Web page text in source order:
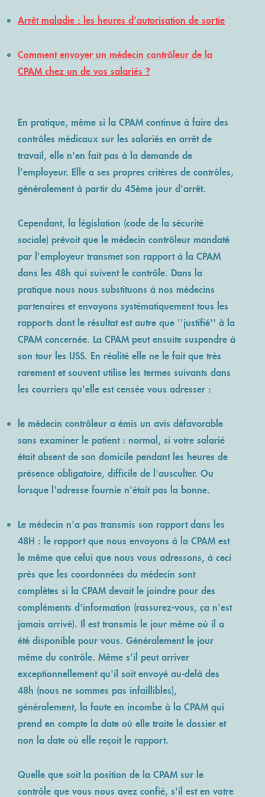
VOS TÉMOIGNAGES
REVUE DE PRESSE
Lancer un contrôle
Arrêt maladie : les heures d’autorisation de sortie
Comment envoyer un médecin contrôleur de la
CPAM chez un de vos salariés ?
En pratique, même si la CPAM continue à faire des
contrôles médicaux sur les salariés en arrêt de
travail, elle n'en fait pas à la demande de
l'employeur. Elle a ses propres critères de contrôles,
généralement à partir du 45ème jour d'arrêt.
Cependant, la législation (code de la sécurité
sociale) prévoit que le médecin contrôleur mandaté
par l'employeur transmet son rapport à la CPAM
dans les 48h qui suivent le contrôle. Dans la
pratique nous nous substituons à nos médecins
partenaires et envoyons systématiquement tous les
rapports dont le résultat est autre que ''justifié'' à la
CPAM concernée. La CPAM peut ensuite suspendre à
son tour les IJSS. En réalité elle ne le fait que très
rarement et souvent utilise les termes suivants dans
les courriers qu'elle est censée vous adresser :
le médecin contrôleur a émis un avis défavorable
sans examiner le patient : normal, si votre salarié
était absent de son domicile pendant les heures de
présence obligatoire, difficile de l'ausculter. Ou
lorsque l'adresse fournie n'était pas la bonne.
Le médecin n'a pas transmis son rapport dans les
48H : le rapport que nous envoyons à la CPAM est
le même que celui que nous vous adressons, à ceci
près que les coordonnées du médecin sont
complètes si la CPAM devait le joindre pour des
compléments d'information (rassurez-vous, ça n'est
jamais arrivé). Il est transmis le jour même où il a
été disponible pour vous. Généralement le jour
même du contrôle. Même s'il peut arriver
exceptionnellement qu'il soit envoyé au-delà des
48h (nous ne sommes pas infaillibles),
généralement, la faute en incombe à la CPAM qui
prend en compte la date où elle traite le dossier et
non la date où elle reçoit le rapport.
Quelle que soit la position de la CPAM sur le
contrôle que vous nous avez confié, s'il est en votre